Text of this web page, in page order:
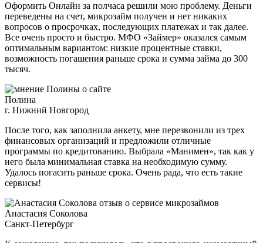
Оформить Онлайн за полчаса решили мою проблему. Деньги
переведены на счет, микрозайм получен и нет никаких
вопросов о просрочках, последующих платежах и так далее.
Все очень просто и быстро. МФО «Займер» оказался самым
оптимальным вариантом: низкие процентные ставки,
возможность погашения раньше срока и сумма займа до 300
тысяч.
Полина
г. Нижний Новгород
После того, как заполнила анкету, мне перезвонили из трех
финансовых организаций и предложили отличные
программы по кредитованию. Выбрала «Манимен», так как у
него была минимальная ставка на необходимую сумму.
Удалось погасить раньше срока. Очень рада, что есть такие
сервисы!
Анастасия Соколова
Санкт-Петербург